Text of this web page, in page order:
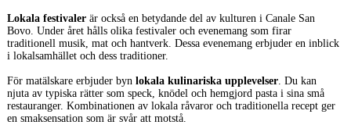
Lokala festivalerär också en betydande del av kulturen i Canale San
Bovo. Under året hålls olika festivaler och evenemang som firar
traditionell musik, mat och hantverk. Dessa evenemang erbjuder en inblick
i lokalsamhället och dess traditioner.
För matälskare erbjuder byn lokala kulinariska upplevelser. Du kan
njuta av typiska rätter som speck, knödel och hemgjord pasta i sina små
restauranger. Kombinationen av lokala råvaror och traditionella recept ger
en smaksensation som är svår att motstå.